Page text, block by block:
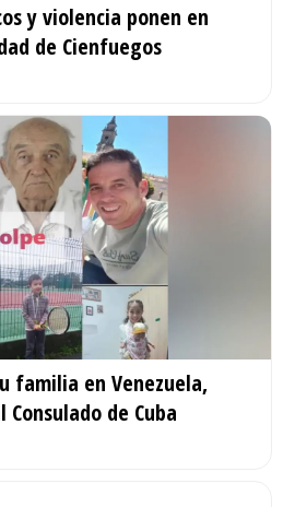
y violencia ponen en
de Cienfuegos
familia en Venezuela,
de Cuba